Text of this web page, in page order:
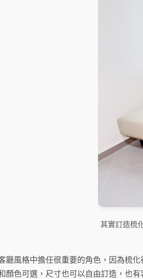
其實訂造梳
廳風格中擔任很重要的角色，因為梳
顏色可選，尺寸也可以自由訂造，也